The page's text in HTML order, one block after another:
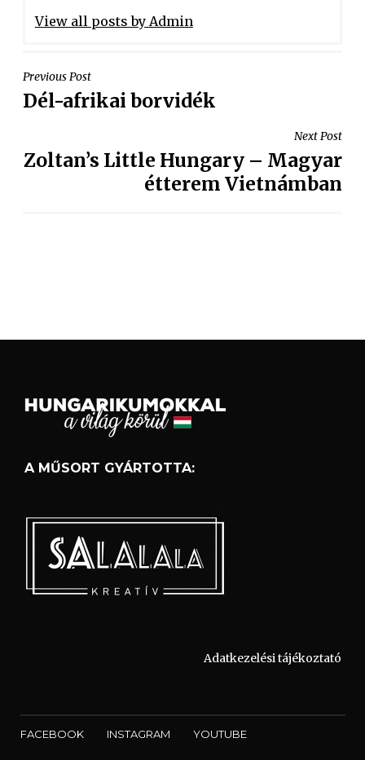
View all posts by Admin
Previous Post
Dél-afrikai borvidék
Next Post
Zoltan’s Little Hungary – Magyar
étterem Vietnámban
A MŰSORT GYÁRTOTTA:
Adatkezelési tájékoztató
FACEBOOK INSTAGRAM YOUTUBE